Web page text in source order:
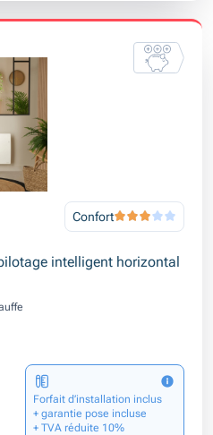
Confort
intelligent horizontal
Forfait d’installation inclus
+ garantie pose incluse
+ TVA réduite 10%